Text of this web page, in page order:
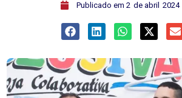
ﾠPublicado em 2 de abril 2024